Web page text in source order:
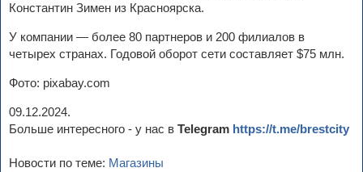
Константин Зимен из Красноярска.
У компании — более 80 партнеров и 200 филиалов в
четырех странах. Годовой оборот сети составляет $75 млн.
Фото: pixabay.com
09.12.2024.
Больше интересного - у нас в Telegram https://t.me/brestcity
Новости по теме: Магазины